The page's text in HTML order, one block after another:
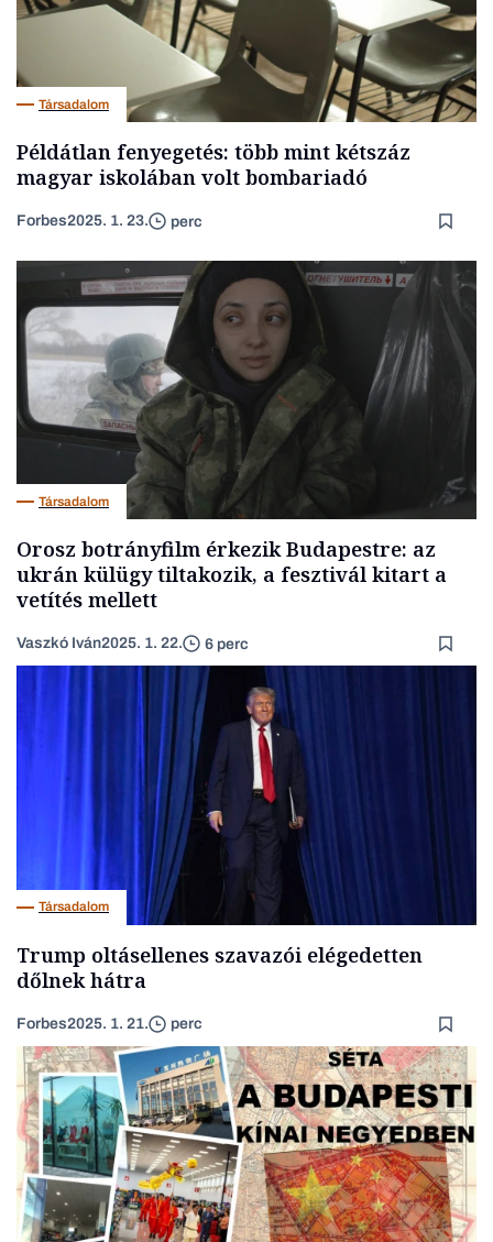
Társadalom
Példátlan fenyegetés: több mint kétszáz
magyar iskolában volt bombariadó
Forbes2025. 1. 23. perc
Társadalom
Orosz botrányfilm érkezik Budapestre: az
ukrán külügy tiltakozik, a fesztivál kitart a
vetítés mellett
Vaszkó Iván2025. 1. 22. 6 perc
Társadalom
Trump oltásellenes szavazói elégedetten
dőlnek hátra
Forbes2025. 1. 21. perc